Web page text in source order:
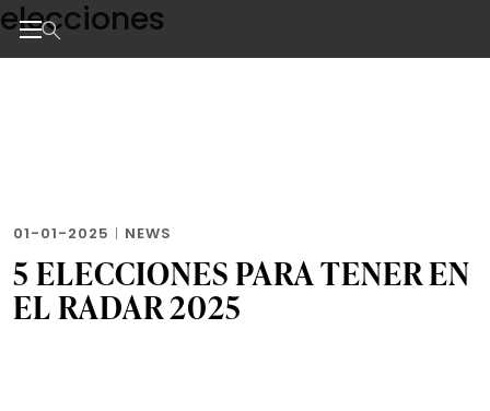
Skip
to
the
elecciones
01-01-2025 | NEWS
5 ELECCIONES PARA TENER EN
EL RADAR 2025